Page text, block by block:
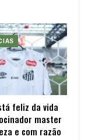
feliz da vida
master
e com razão